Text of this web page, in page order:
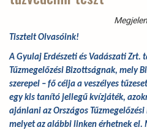
fel
az
Agrárminisztérium)
Tisztelt Olvasóink!
A Gyulaj Erdészeti és Vadászati Zrt.
Tűzmegelőzési Bizottságnak, mely
szerepel – fő célja a veszélyes
egy kis tanító jellegű kvízjáték,
ajánlani az Országos
melyet az alábbi linken érhetnek